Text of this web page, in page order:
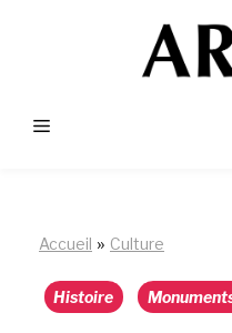
Accueil » Culture
Histoire